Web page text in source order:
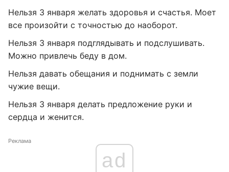
Нельзя 3 января желать здоровья и счастья. Моет
все произойти с точностью до наоборот.
Нельзя 3 января подглядывать и подслушивать.
Можно привлечь беду в дом.
Нельзя давать обещания и поднимать с земли
чужие вещи.
Нельзя 3 января делать предложение руки и
сердца и женится.
Реклама
ad